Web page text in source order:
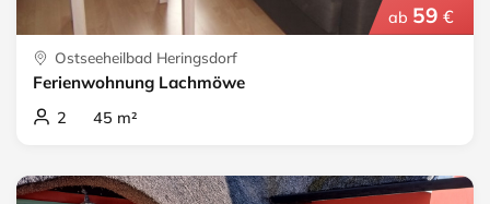
ab 59 €
Ostseeheilbad Heringsdorf
Ferienwohnung Lachmöwe
2 45 m²